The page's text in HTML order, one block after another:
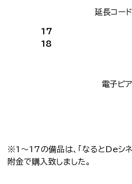
17
延長コード
18
電子ピ
※1～17の備品は、「なるとDeシ
附金で購入致しました。